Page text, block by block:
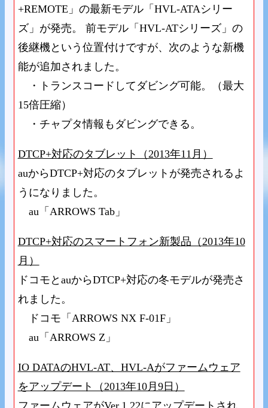
+REMOTE」の最新モデル「HVL-ATAシリー
ズ」が発売。 前モデル「HVL-ATシリーズ」の
後継機という位置付けですが、次のような新機
能が追加されました。
・トランスコードしてダビング可能。（最大
15倍圧縮）
・チャプタ情報もダビングできる。
DTCP+対応のタブレット（2013年11月）
auからDTCP+対応のタブレットが発売されるよ
うになりました。
au「ARROWS Tab」
DTCP+対応のスマートフォン新製品（2013年10
月）
ドコモとauからDTCP+対応の冬モデルが発売さ
れました。
ドコモ「ARROWS NX F-01F」
au「ARROWS Z」
IO DATAのHVL-AT、HVL-Aがファームウェア
をアップデート（2013年10月9日）